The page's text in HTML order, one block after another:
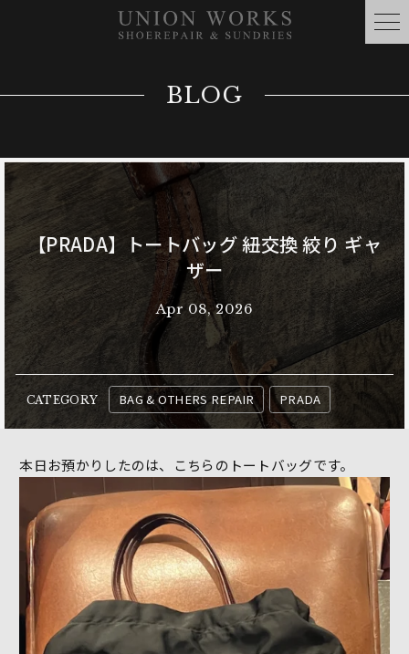
BLOG
【PRADA】トートバッグ 紐交換 絞り ギャ
ザー
Apr 08, 2026
CATEGORY BAG & OTHERS REPAIR PRADA
本日お預かりしたのは、こちらのトートバッグです。